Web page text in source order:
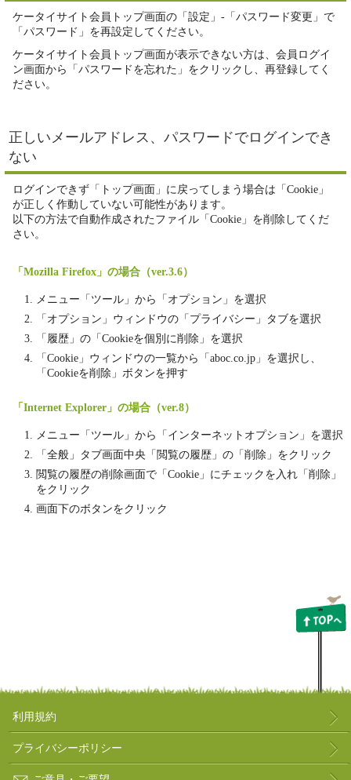
ケータイサイト会員トップ画面の「設定」-「パスワード変更」で
「パスワード」を再設定してください。
ケータイサイト会員トップ画面が表示できない方は、会員ログイ
ン画面から「パスワードを忘れた」をクリックし、再登録してく
ださい。
正しいメールアドレス、パスワードでログインでき
ない
ログインできず「トップ画面」に戻ってしまう場合は「Cookie」
が正しく作動していない可能性があります。
以下の方法で自動作成されたファイル「Cookie」を削除してくだ
さい。
「Mozilla Firefox」の場合（ver.3.6）
メニュー「ツール」から「オプション」を選択
「オプション」ウィンドウの「プライバシー」タブを選択
「履歴」の「Cookieを個別に削除」を選択
「Cookie」ウィンドウの一覧から「aboc.co.jp」を選択し、
「Cookieを削除」ボタンを押す
「Internet Explorer」の場合（ver.8）
メニュー「ツール」から「インターネットオプション」を選択
「全般」タブ画面中央「閲覧の履歴」の「削除」をクリック
閲覧の履歴の削除画面で「Cookie」にチェックを入れ「削除」
をクリック
画面下のボタンをクリック
利用規約
プライバシーポリシー